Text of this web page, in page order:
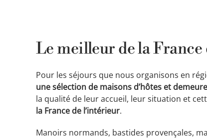
Le meilleur de la France
Pour les séjours que nous organisons en
une sélection de maisons d’hôtes et
la qualité de leur accueil, leur situation et
la France de l’intérieur.
Manoirs normands, bastides provençales,